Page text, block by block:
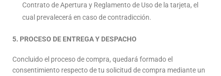
Contrato de Apertura y Reglamento de Uso de la tarjeta, el
cual prevalecerá en caso de contradicción.
5. PROCESO DE ENTREGA Y DESPACHO
Concluido el proceso de compra, quedará formado el
consentimiento respecto de tu solicitud de compra mediante un